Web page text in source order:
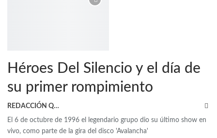
Héroes Del Silencio y el día de
su primer rompimiento
REDACCIÓN QRP
El 6 de octubre de 1996 el legendario grupo dio su último show en
vivo, como parte de la gira del disco 'Avalancha'